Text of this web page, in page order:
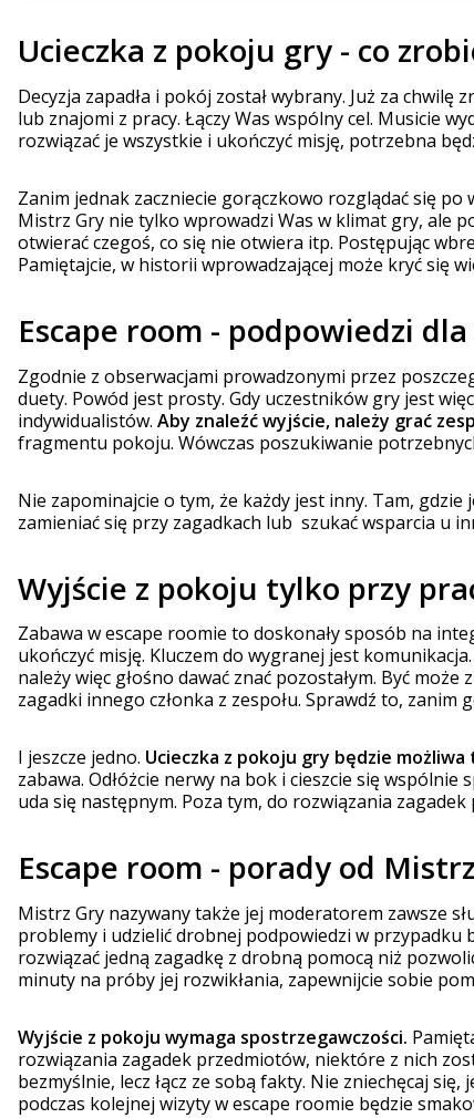
Ucieczka z pokoju gry - co
Decyzja zapadła i pokój został wybrany. Już za
lub znajomi z pracy. Łączy Was wspólny cel. Musicie
rozwiązać je wszystkie i ukończyć misję, potrzebna
Zanim jednak zaczniecie gorączkowo rozglądać się
Mistrz Gry nie tylko wprowadzi Was w klimat gry, ale
otwierać czegoś, co się nie otwiera itp. Postępując
Pamiętajcie, w historii wprowadzającej może kryć się
Escape room - podpowiedzi
Zgodnie z obserwacjami prowadzonymi przez
duety. Powód jest prosty. Gdy uczestników gry jest
indywidualistów. Aby znaleźć wyjście, należy grać
fragmentu pokoju. Wówczas poszukiwanie
Nie zapominajcie o tym, że każdy jest inny. Tam,
zamieniać się przy zagadkach lub szukać wsparcia u
Wyjście z pokoju tylko przy
Zabawa w escape roomie to doskonały sposób na
ukończyć misję. Kluczem do wygranej jest
należy więc głośno dawać znać pozostałym. Być
zagadki innego członka z zespołu. Sprawdź to, zanim
I jeszcze jedno. Ucieczka z pokoju gry będzie
zabawa. Odłóżcie nerwy na bok i cieszcie się
uda się następnym. Poza tym, do rozwiązania
Escape room - porady od
Mistrz Gry nazywany także jej moderatorem zawsze
problemy i udzielić drobnej podpowiedzi w przypadku
rozwiązać jedną zagadkę z drobną pomocą niż
minuty na próby jej rozwikłania, zapewnijcie sobie
Wyjście z pokoju wymaga spostrzegawczości.
rozwiązania zagadek przedmiotów, niektóre z nich
bezmyślnie, lecz łącz ze sobą fakty. Nie zniechęcaj
podczas kolejnej wizyty w escape roomie będzie